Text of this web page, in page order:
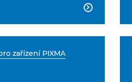

zařízení PIXMA